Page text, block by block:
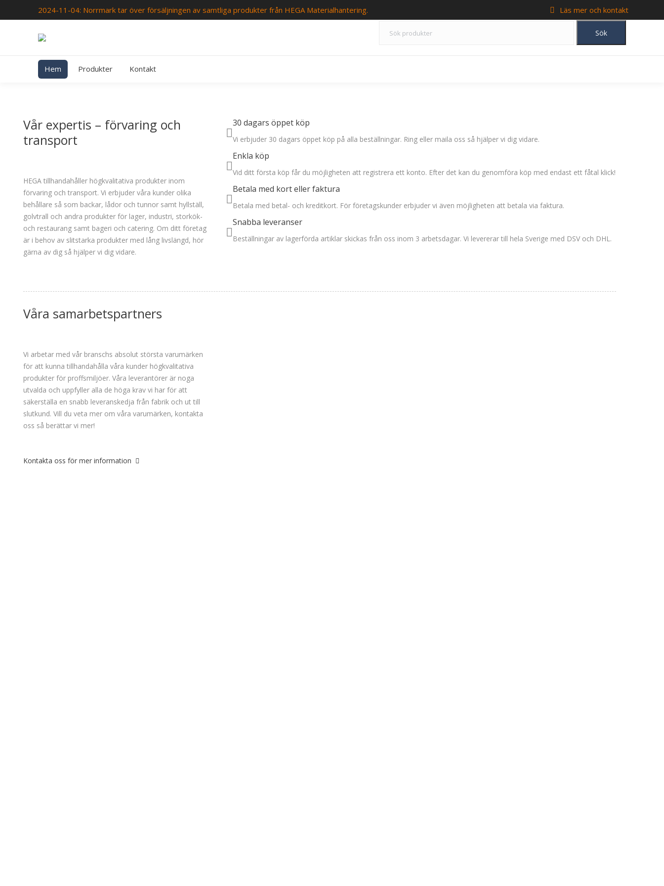
2024-11-04: Norrmark tar över försäljningen av samtliga produkter från HEGA Materialhantering. Läs mer och kontakt
Hem Produkter Kontakt
Vår expertis – förvaring och
transport
HEGA tillhandahåller högkvalitativa produkter inom
förvaring och transport. Vi erbjuder våra kunder olika
behållare så som backar, lådor och tunnor samt hyllställ,
golvtrall och andra produkter för lager, industri, storkök-
och restaurang samt bageri och catering. Om ditt företag
är i behov av slitstarka produkter med lång livslängd, hör
gärna av dig så hjälper vi dig vidare.
30 dagars öppet köp
Vi erbjuder 30 dagars öppet köp på alla beställningar. Ring eller maila oss så hjälper vi dig vidare.
Enkla köp
Vid ditt första köp får du möjligheten att registrera ett konto. Efter det kan du genomföra köp med endast ett fåtal klick!
Betala med kort eller faktura
Betala med betal- och kreditkort. För företagskunder erbjuder vi även möjligheten att betala via faktura.
Snabba leveranser
Beställningar av lagerförda artiklar skickas från oss inom 3 arbetsdagar. Vi levererar till hela Sverige med DSV och DHL.
Våra samarbetspartners
Vi arbetar med vår branschs absolut största varumärken
för att kunna tillhandahålla våra kunder högkvalitativa
produkter för proffsmiljöer. Våra leverantörer är noga
utvalda och uppfyller alla de höga krav vi har för att
säkerställa en snabb leveranskedja från fabrik och ut till
slutkund. Vill du veta mer om våra varumärken, kontakta
oss så berättar vi mer!
Kontakta oss för mer information